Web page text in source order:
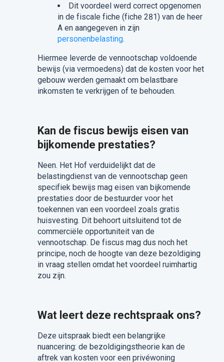
Dit voordeel werd correct opgenomen
in de fiscale fiche (fiche 281) van de heer
A en aangegeven in zijn
personenbelasting.
Hiermee leverde de vennootschap voldoende
bewijs (via vermoedens) dat de kosten voor het
gebouw werden gemaakt om belastbare
inkomsten te verkrijgen of te behouden.
Kan de fiscus bewijs eisen van
bijkomende prestaties?
Neen. Het Hof verduidelijkt dat de
belastingdienst van de vennootschap geen
specifiek bewijs mag eisen van bijkomende
prestaties door de bestuurder voor het
toekennen van een voordeel zoals gratis
huisvesting. Dit behoort uitsluitend tot de
commerciële opportuniteit van de
vennootschap. De fiscus mag dus noch het
principe, noch de hoogte van deze bezoldiging
in vraag stellen omdat het voordeel ruimhartig
zou zijn.
Wat leert deze rechtspraak ons?
Deze uitspraak biedt een belangrijke
nuancering: de bezoldigingstheorie kan de
aftrek van kosten voor een privéwoning